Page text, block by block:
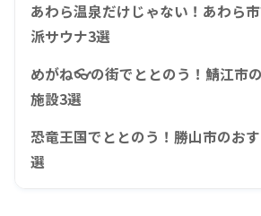
あわら温泉だけじゃない！あわら
派サウナ3選
めがね👓の街でととのう！鯖江市
施設3選
恐竜王国でととのう！勝山市のお
選